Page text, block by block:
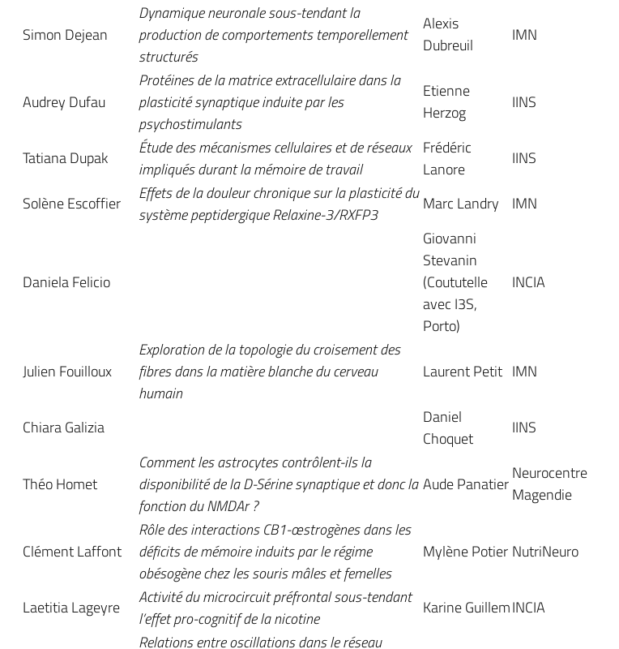
Simon Dejean
Dynamique neuronale sous-tendant la
production de comportements temporellement
structurés
Alexis
Dubreuil
IMN
Audrey Dufau
Protéines de la matrice extracellulaire dans la
plasticité synaptique induite par les
psychostimulants
Etienne
Herzog
IINS
Tatiana Dupak
Étude des mécanismes cellulaires et de réseaux
impliqués durant la mémoire de travail
Frédéric
Lanore
IINS
Solène Escoffier
Effets de la douleur chronique sur la plasticité du
système peptidergique Relaxine-3/RXFP3
Marc Landry IMN
Daniela Felicio
Giovanni
Stevanin
(Coututelle
avec I3S,
Porto)
INCIA
Julien Fouilloux
Exploration de la topologie du croisement des
fibres dans la matière blanche du cerveau
humain
Laurent Petit IMN
Chiara Galizia
Daniel
Choquet
IINS
Théo Homet
Comment les astrocytes contrôlent-ils la
disponibilité de la D-Sérine synaptique et donc la
fonction du NMDAr ?
Aude Panatier
Neurocentre
Magendie
Clément Laffont
Rôle des interactions CB1-œstrogènes dans les
déficits de mémoire induits par le régime
obésogène chez les souris mâles et femelles
Mylène Potier NutriNeuro
Laetitia Lageyre
Activité du microcircuit préfrontal sous-tendant
l’effet pro-cognitif de la nicotine
Karine GuillemINCIA
Relations entre oscillations dans le réseau